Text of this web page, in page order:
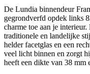
De Lundia binnendeur
gegrondverfd opdek links
charme toe aan je
traditionele en landelijke
helder facetglas en een
veel licht binnen en zorgt
heeft een dikte van 38 mm